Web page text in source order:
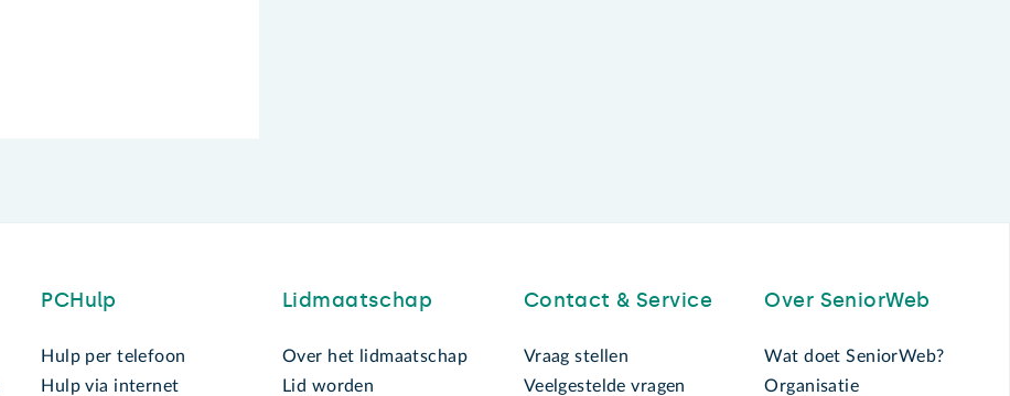
PCHulp
Hulp per telefoon
Hulp via internet
Lidmaatschap
Over het lidmaatschap
Lid worden
Contact & Service
Vraag stellen
Veelgestelde vragen
Over SeniorWeb
Wat doet SeniorWeb?
Organisatie